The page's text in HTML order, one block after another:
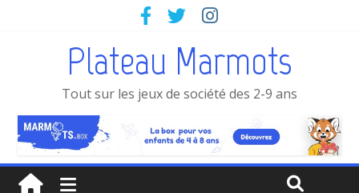
Plateau Marmots
Tout sur les jeux de société des 2-9 ans